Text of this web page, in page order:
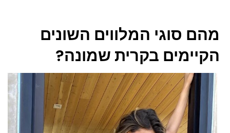
מהם סוגי המלווים השונים
הקיימים בקרית שמונה?